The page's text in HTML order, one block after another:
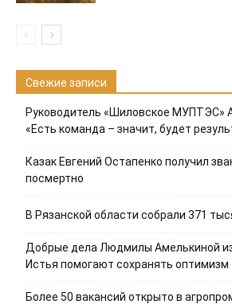
Свежие записи
Руководитель «Шиловское МУПТЭС»
«Есть команда – значит, будет
Казак Евгений Остапенко получил
посмертно
В Рязанской области собрали 371
Добрые дела Людмилы Амелькиной
Истья помогают сохранять оптимизм
Более 50 вакансий открыто в